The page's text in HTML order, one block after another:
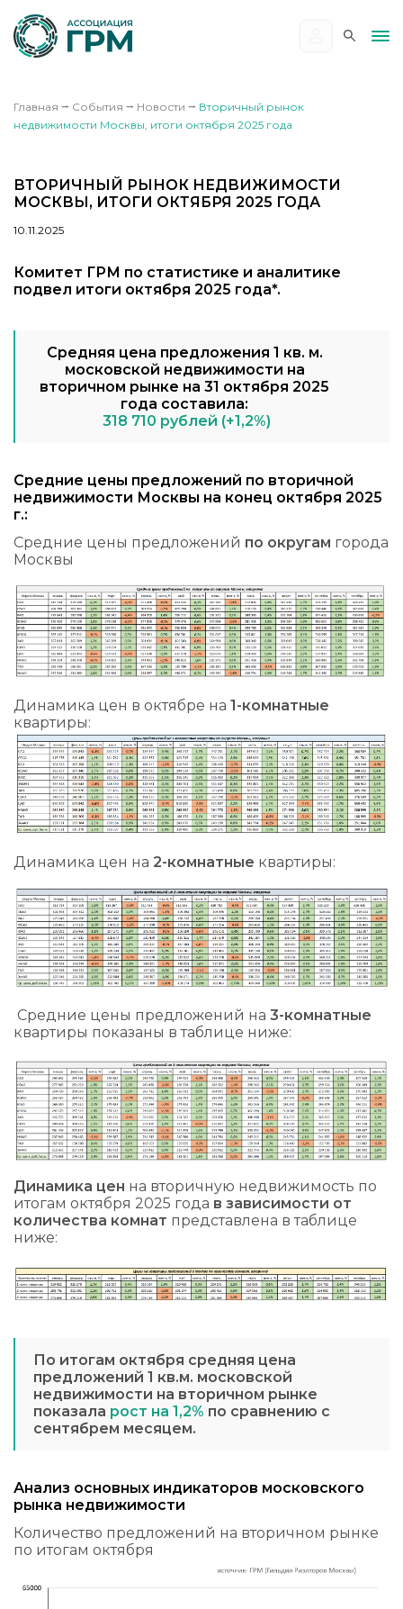
Главная ⭢ События ⭢ Новости ⭢ Вторичный рынок
недвижимости Москвы, итоги октября 2025 года
ВТОРИЧНЫЙ РЫНОК НЕДВИЖИМОСТИ
МОСКВЫ, ИТОГИ ОКТЯБРЯ 2025 ГОДА
10.11.2025
Комитет ГРМ по статистике и аналитике
подвел итоги октября 2025 года*.
Средняя цена предложения 1 кв. м.
московской недвижимости на
вторичном рынке на 31 октября 2025
года составила:
318 710 рублей (+1,2%)
Средние цены предложений по вторичной
недвижимости Москвы на конец октября 2025
г.:
Средние цены предложений по округам города
Москвы
Динамика цен в октябре на 1-комнатные
квартиры:
Динамика цен на 2-комнатные квартиры:
Средние цены предложений на 3-комнатные
квартиры показаны в таблице ниже:
Динамика цен на вторичную недвижимость по
итогам октября 2025 года в зависимости от
количества комнат представлена в таблице
ниже:
По итогам октября средняя цена
предложений 1 кв.м. московской
недвижимости на вторичном рынке
показала рост на 1,2% по сравнению с
сентябрем месяцем.
Анализ основных индикаторов московского
рынка недвижимости
Количество предложений на вторичном рынке
по итогам октября